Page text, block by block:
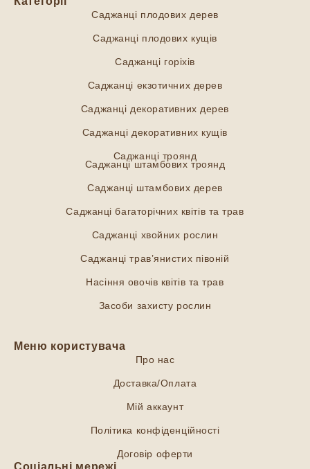
Саджанці плодових дерев
Саджанці плодових кущів
Саджанці горіхів
Саджанці екзотичних дерев
Саджанці декоративних дерев
Саджанці декоративних кущів
Саджанці троянд
Саджанці штамбових троянд
Саджанці штамбових дерев
Саджанці багаторічних квітів та трав
Саджанці хвойних рослин
Саджанці трав’янистих півоній
Насіння овочів квітів та трав
Засоби захисту рослин
Меню користувача
Про нас
Доставка/Оплата
Мій аккаунт
Політика конфіденційності
Договір оферти
Соціальні мережі